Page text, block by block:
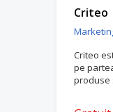
Criteo
Criteo
pe
produse